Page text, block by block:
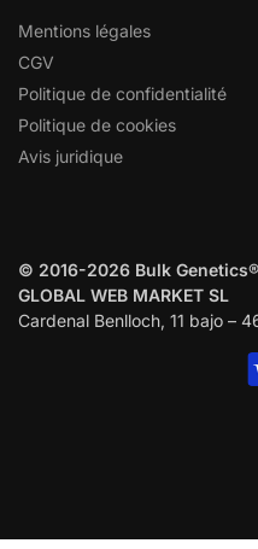
Mentions légales
CGV
Politique de confidentialité
Politique de cookies
Avis juridique
© 2016-2026 Bulk
GLOBAL WEB MARKET SL
Cardenal Benlloch, 11 bajo –